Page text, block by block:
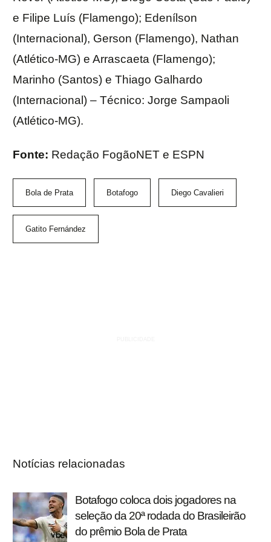
e Filipe Luís (Flamengo); Edenílson
(Internacional), Gerson (Flamengo), Nathan
(Atlético-MG) e Arrascaeta (Flamengo);
Marinho (Santos) e Thiago Galhardo
(Internacional) – Técnico: Jorge Sampaoli
(Atlético-MG).
Fonte: Redação FogãoNET e ESPN
Bola de Prata Botafogo Diego Cavalieri
Gatito Fernández
Notícias relacionadas
Botafogo coloca dois jogadores na
seleção da 20ª rodada do Brasileirão
do prêmio Bola de Prata